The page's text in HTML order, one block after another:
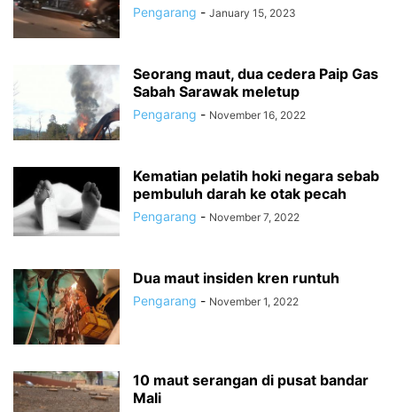
Pengarang - January 15, 2023
Seorang maut, dua cedera Paip Gas
Sabah Sarawak meletup
Pengarang - November 16, 2022
Kematian pelatih hoki negara sebab
pembuluh darah ke otak pecah
Pengarang - November 7, 2022
Dua maut insiden kren runtuh
Pengarang - November 1, 2022
10 maut serangan di pusat bandar
Mali